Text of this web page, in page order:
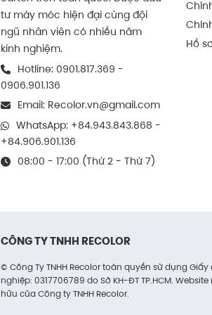
Các đường rãnh bế được thực
phom đẹp và đều.
Bề mặt giấy phù hợp cho nhiều
ảnh, logo thương hiệu rõ nét.
Cấu tạo bên trong
Bên trong hộp chắc chắn, được
Không gian vừa vặn giúp giữ
trong quá trình vận chuyển.
Hộp carton sóng nắp gài đáp ứng
như sách.
tư máy móc hiện đại cùng đội
ngũ nhân viên có nhiều năm
kinh nghiệm.
Hotline: 0901.817.369 -
0906.901.136
Email: Recolor.vn@gmail.com
WhatsApp: +84.943.843.868 -
+84.906.901.136
08:00 - 17:00 (Thứ 2 - Thứ 7)
Hồ
CÔNG TY TNHH RECOLOR
© Công Ty TNHH Recolor toàn quyền sử dụng
nghiệp: 0317706789 do Sở KH-ĐT TP.HCM.
hữu của Công ty TNHH Recolor.